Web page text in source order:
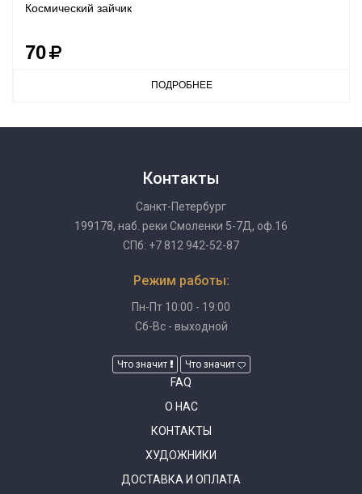
Космический зайчик
70
ПОДРОБНЕЕ
Контакты
Санкт-Петербург
199178, наб. реки Смоленки 5-7Д, оф.16
СПб: +7 812 942-52-87
Режим работы:
Пн-Пт 10:00 - 19:00
Сб-Вс - выходной
Что значит Что значит
FAQ
О НАС
КОНТАКТЫ
ХУДОЖНИКИ
ДОСТАВКА И ОПЛАТА